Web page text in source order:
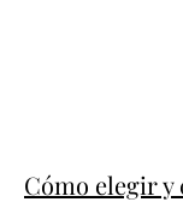
Cómo elegir